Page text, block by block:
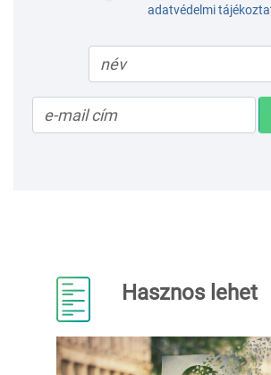
adatvédelmi
Hasznos lehet